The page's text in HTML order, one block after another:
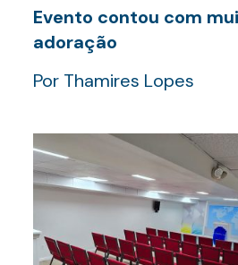
Evento contou com
adoração
Por Thamires Lopes